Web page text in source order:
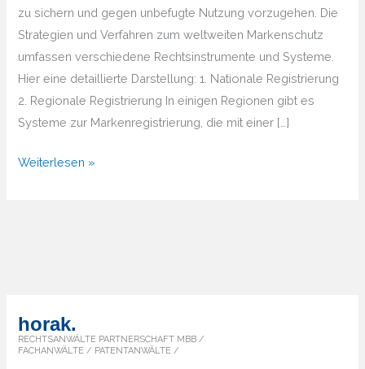
zu sichern und gegen unbefugte Nutzung vorzugehen. Die
Strategien und Verfahren zum weltweiten Markenschutz
umfassen verschiedene Rechtsinstrumente und Systeme.
Hier eine detaillierte Darstellung: 1. Nationale Registrierung
2. Regionale Registrierung In einigen Regionen gibt es
Systeme zur Markenregistrierung, die mit einer […]
Wie
Weiterlesen »
horak.
RECHTSANWÄLTE PARTNERSCHAFT MBB /
FACHANWÄLTE / PATENTANWÄLTE /